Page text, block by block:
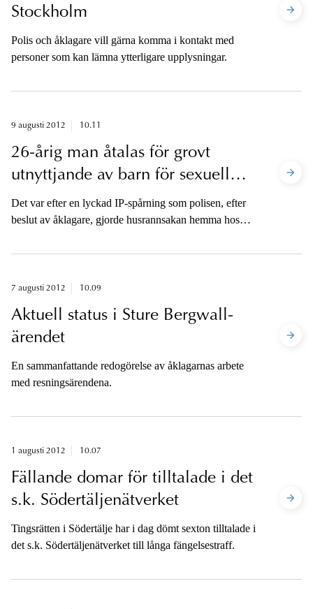
Stockholm
Polis och åklagare vill gärna komma i kontakt med
personer som kan lämna ytterligare upplysningar.
9 augusti 2012 10.11
26-årig man åtalas för grovt
utnyttjande av barn för sexuell
posering och grovt
barnpornografibrott
Det var efter en lyckad IP-spårning som polisen, efter
beslut av åklagare, gjorde husrannsakan hemma hos
2012.
7 augusti 2012 10.09
Aktuell status i Sture Bergwall-
ärendet
En sammanfattande redogörelse av åklagarnas arbete
med resningsärendena.
1 augusti 2012 10.07
Fällande domar för tilltalade i det
s.k. Södertäljenätverket
Tingsrätten i Södertälje har i dag dömt sexton tilltalade i
det s.k. Södertäljenätverket till långa fängelsestraff.